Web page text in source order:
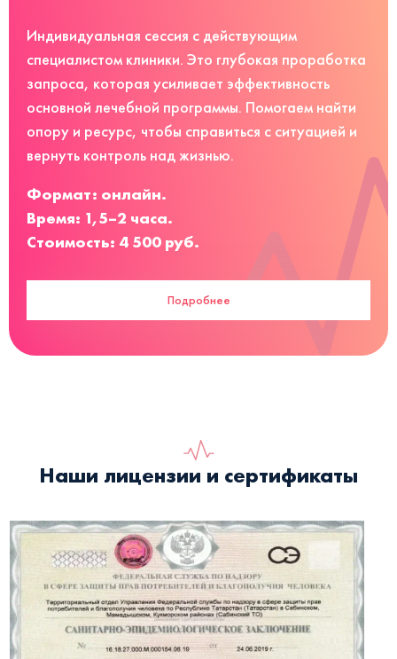
Индивидуальная сессия с действующим
специалистом клиники. Это глубокая проработка
запроса, которая усиливает эффективность
основной лечебной программы. Помогаем найти
опору и ресурс, чтобы справиться с ситуацией и
вернуть контроль над жизнью.
Формат: онлайн.
Время: 1,5–2 часа.
Стоимость: 4 500 руб.
Подробнее
Наши лицензии и сертификаты